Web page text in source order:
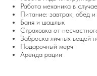
Работа механика в
Питание: завтрак, обед
Баня и шашлык
Страховка от
Заброска личных вещей
Подарочный мерч
Аренда рации